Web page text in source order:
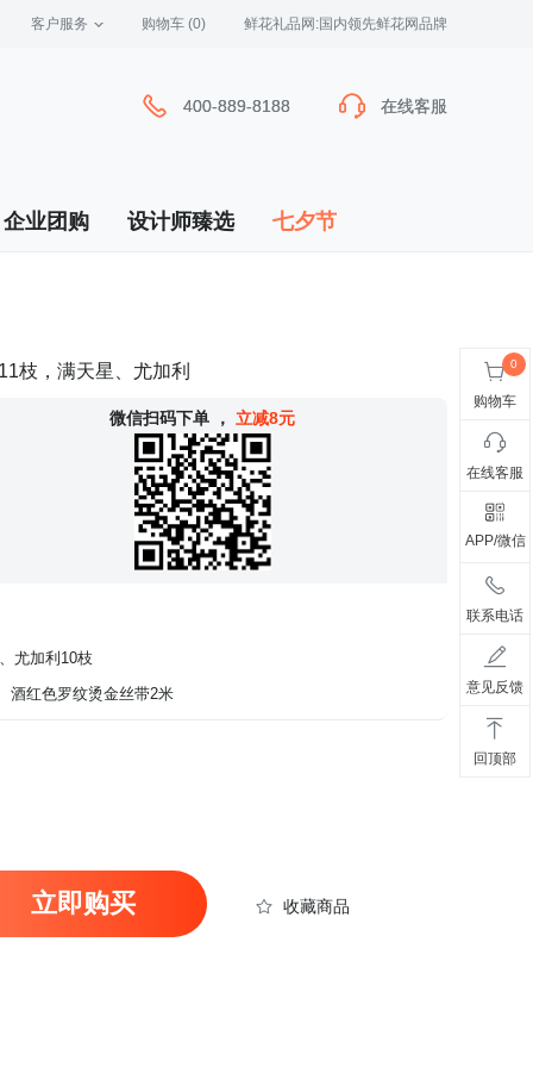
客户服务 购物车 (0) 鲜花礼品网:国内领先鲜花网品牌
400-889-8188 在线客服
400-889-8188 在线客服
企业团购 设计师臻选 七夕节
枝，满天星、尤加利
微信扫码下单 ， 立减8元
尤加利10枝
酒红色罗纹烫金丝带2米
立即购买 收藏商品
购物车
在线客服
APP/微信
联系电话
意见反馈
回顶部